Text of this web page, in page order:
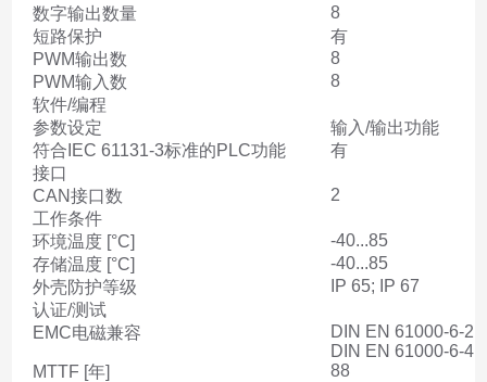
数字输出数量
8
短路保护
有
PWM输出数
8
PWM输入数
8
软件/编程
参数设定
输入/输出功能
符合IEC 61131-3标准的PLC功能
有
接口
CAN接口数
2
工作条件
环境温度 [°C]
-40...85
存储温度 [°C]
-40...85
外壳防护等级
IP 65; IP 67
认证/测试
EMC电磁兼容
DIN EN 61000-6-2
DIN EN 61000-6-4
MTTF [年]
88